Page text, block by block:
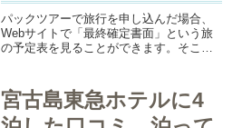
報
パックツアーで旅行を申し込んだ場合、
Webサイトで「最終確定書面」という旅
の予定表を見ることができます。そこに
があったときなど直接電話できるので印
刷することをおすすめし...
宮古島東急ホテルに4